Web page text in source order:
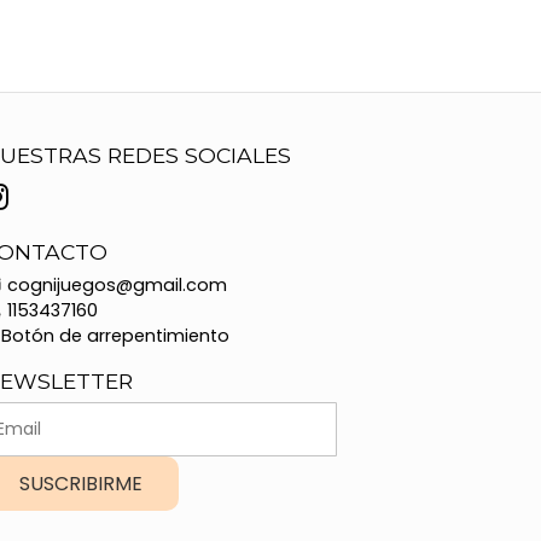
REDES SOCIALES
cognijuegos@gmail.com
1153437160
Botón de arrepentimiento
SUSCRIBIRME